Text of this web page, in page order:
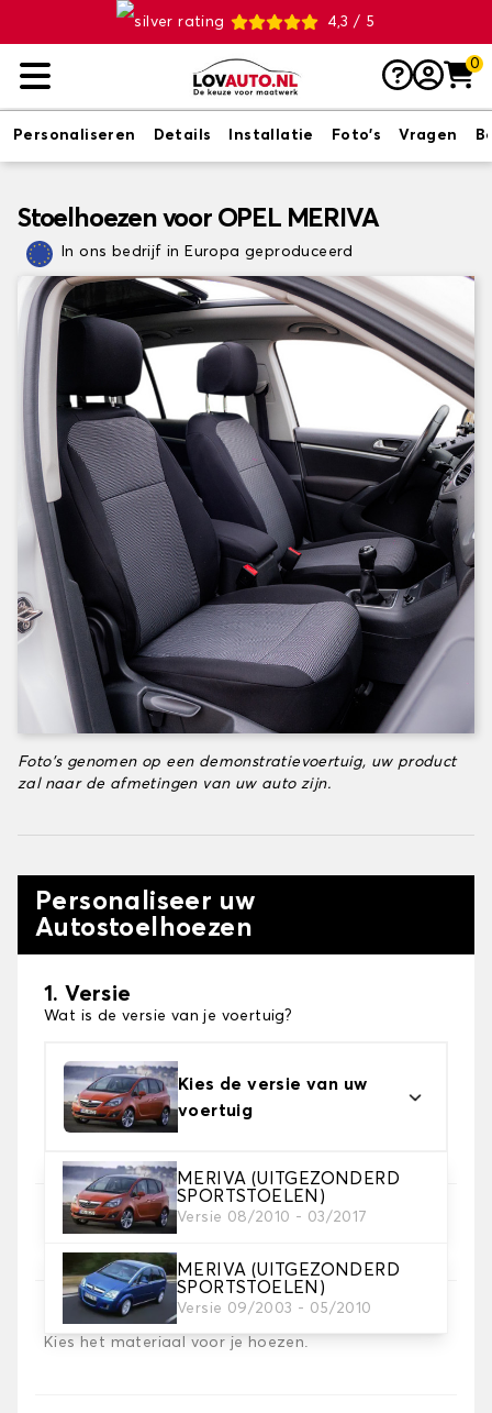
4,3 / 5
0
Personaliseren Details Installatie Foto's Vragen
Stoelhoezen voor OPEL MERIVA
In ons bedrijf in Europa geproduceerd
Foto's genomen op een demonstratievoertuig, uw product
zal naar de afmetingen van uw auto zijn.
Personaliseer uw
Autostoelhoezen
1. Versie
Wat is de versie van je voertuig?
Kies de versie van uw
voertuig
MERIVA (UITGEZONDERD
SPORTSTOELEN)
Versie 08/2010 - 03/2017
MERIVA (UITGEZONDERD
SPORTSTOELEN)
Versie 09/2003 - 05/2010
2. Set hoezen
3. Materiaal
Kies het materiaal voor je hoezen.